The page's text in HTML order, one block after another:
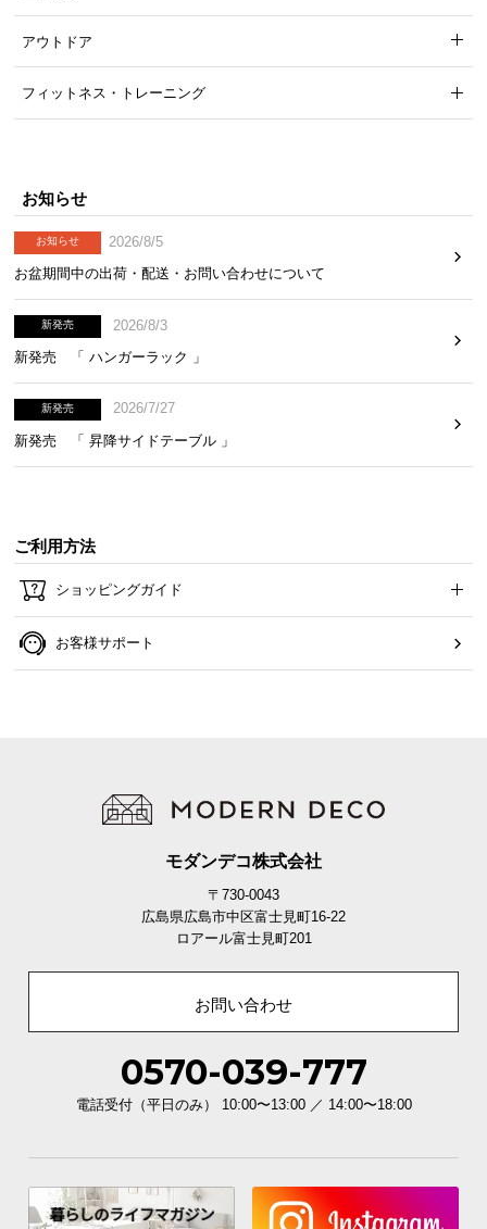
アウトドア
フィットネス・トレーニング
お知らせ
お知らせ
2026/8/5
お盆期間中の出荷・配送・お問い合わせについて
新発売
2026/8/3
新発売 「 ハンガーラック 」
新発売
2026/7/27
新発売 「 昇降サイドテーブル 」
ご利用方法
ショッピングガイド
お客様サポート
モダンデコ株式会社
〒730-0043
広島県広島市中区富士見町16-22
ロアール富士見町201
お問い合わせ
0570-039-777
電話受付（平日のみ） 10:00〜13:00 ／ 14:00〜18:00